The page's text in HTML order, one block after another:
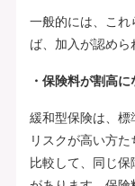
一般的には、こ
ば、加入が認めら
・保険料が割高
緩和型保険は、標
リスクが高い方
比較して、同じ